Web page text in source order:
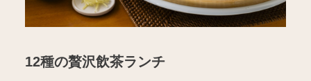
12種の贅沢飲茶ランチ